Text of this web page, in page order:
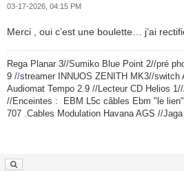
03-17-2026, 04:15 PM
Merci , oui c’est une boulette… j’ai
Rega Planar 3//Sumiko Blue Point 2//pré
9 //streamer INNUOS ZENITH MK3//switch
Audiomat Tempo 2.9 //Lecteur CD Helios
//Enceintes :
EBM L5c câbles Ebm "le
707 .Cables Modulation Havana AGS //